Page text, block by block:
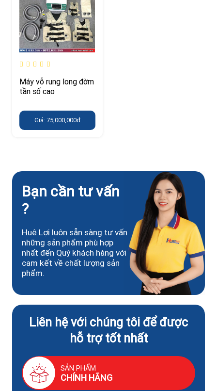
Máy vỗ rung long đờm
tần số cao
Giá: 75,000,000đ
Bạn cần tư vấn
?
Huê Lợi luôn sẵn sàng tư vấn
những sản phẩm phù hợp
nhất đến Quý khách hàng với
cam kết về chất lượng sản
phẩm.
Liên hệ với chúng tôi để được
hỗ trợ tốt nhất
SẢN PHẨM
CHÍNH HÃNG